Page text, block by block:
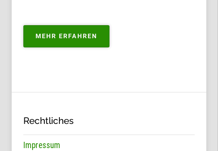
MEHR ERFAHREN
ZUM
Rechtliches
Impressum